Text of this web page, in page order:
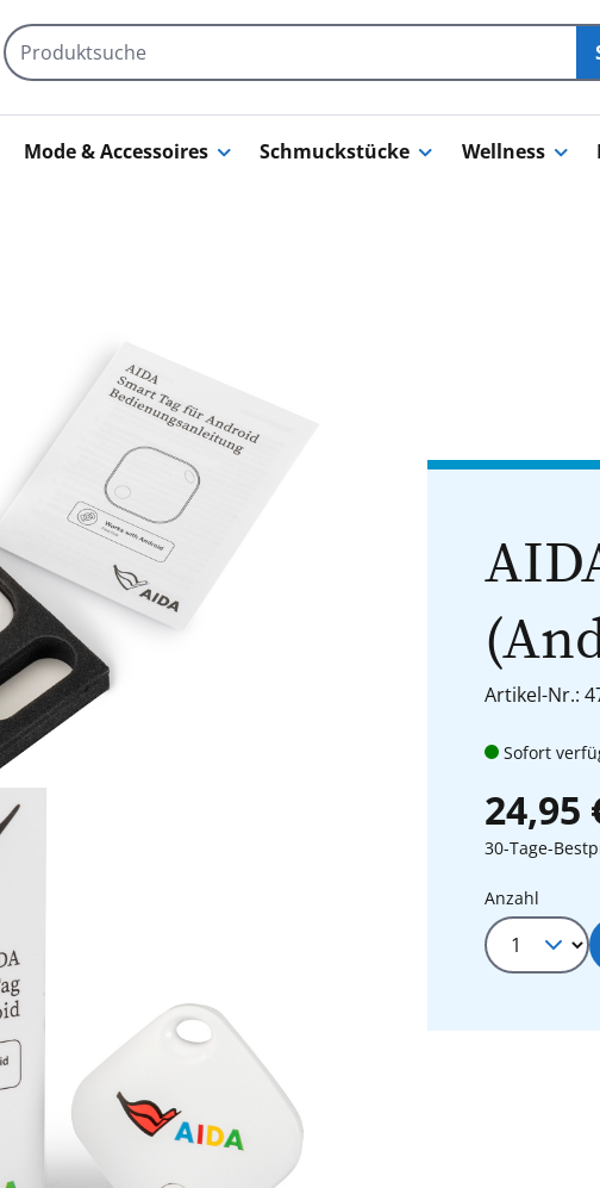
Mode & Accessoires Schmuckstücke Wellness
Artikel-Nr.:
Sofort
24,95
30-Tage-
Produkt
Anzahl